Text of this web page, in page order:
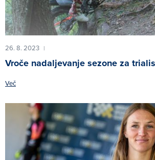
26. 8. 2023 |
Vroče nadaljevanje sezone za
Več